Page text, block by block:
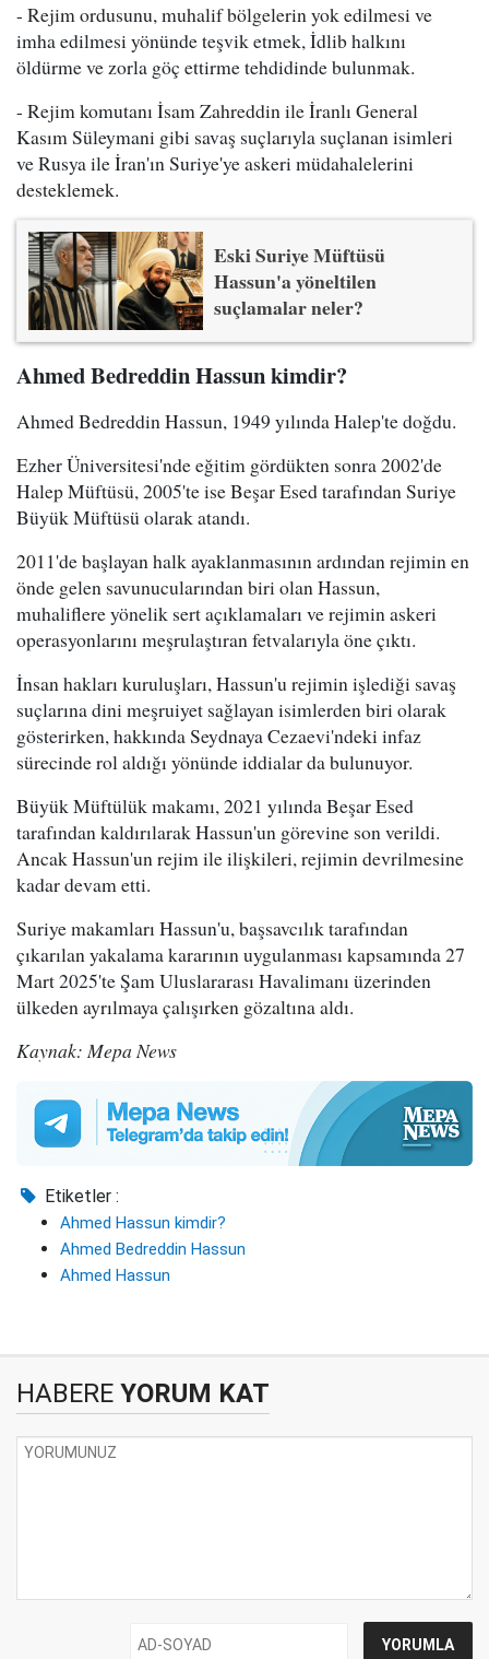
- Rejim ordusunu, muhalif bölgelerin yok edilmesi ve
imha edilmesi yönünde teşvik etmek, İdlib halkını
öldürme ve zorla göç ettirme tehdidinde bulunmak.
- Rejim komutanı İsam Zahreddin ile İranlı General
Kasım Süleymani gibi savaş suçlarıyla suçlanan isimleri
ve Rusya ile İran'ın Suriye'ye askeri müdahalelerini
desteklemek.
Eski Suriye Müftüsü
Hassun'a yöneltilen
suçlamalar neler?
Ahmed Bedreddin Hassun kimdir?
Ahmed Bedreddin Hassun, 1949 yılında Halep'te doğdu.
Ezher Üniversitesi'nde eğitim gördükten sonra 2002'de
Halep Müftüsü, 2005'te ise Beşar Esed tarafından Suriye
Büyük Müftüsü olarak atandı.
2011'de başlayan halk ayaklanmasının ardından rejimin en
önde gelen savunucularından biri olan Hassun,
muhaliflere yönelik sert açıklamaları ve rejimin askeri
operasyonlarını meşrulaştıran fetvalarıyla öne çıktı.
İnsan hakları kuruluşları, Hassun'u rejimin işlediği savaş
suçlarına dini meşruiyet sağlayan isimlerden biri olarak
gösterirken, hakkında Seydnaya Cezaevi'ndeki infaz
sürecinde rol aldığı yönünde iddialar da bulunuyor.
Büyük Müftülük makamı, 2021 yılında Beşar Esed
tarafından kaldırılarak Hassun'un görevine son verildi.
Ancak Hassun'un rejim ile ilişkileri, rejimin devrilmesine
kadar devam etti.
Suriye makamları Hassun'u, başsavcılık tarafından
çıkarılan yakalama kararının uygulanması kapsamında 27
Mart 2025'te Şam Uluslararası Havalimanı üzerinden
ülkeden ayrılmaya çalışırken gözaltına aldı.
Kaynak: Mepa News
Etiketler :
Ahmed Hassun kimdir?
Ahmed Bedreddin Hassun
Ahmed Hassun
HABERE YORUM KAT